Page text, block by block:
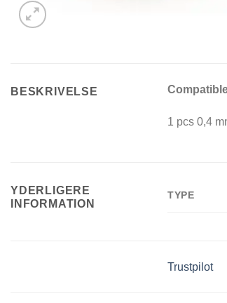
BESKRIVELSE
1 pcs 0,4
YDERLIGERE
INFORMATION
TYPE
Trustpilot